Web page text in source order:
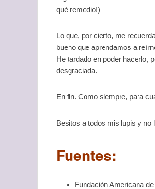
qué remedio!)
Lo que, por cierto, me
bueno que aprendamos a
He tardado en poder hacerlo,
desgraciada.
En fin. Como siempre, para
Besitos a todos mis lupis y no
Fuentes:
Fundación Americana